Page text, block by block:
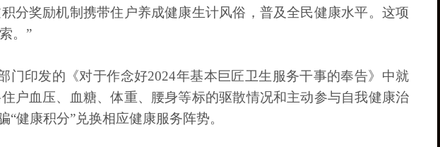
分奖励机制携带住户养成健康生计风俗，普及全民健康水平。这项
。”
门印发的《对于作念好2024年基本巨匠卫生服务干事的奉告》中就
户血压、血糖、体重、腰身等标的驱散情况和主动参与自我健康治
健康积分”兑换相应健康服务阵势。